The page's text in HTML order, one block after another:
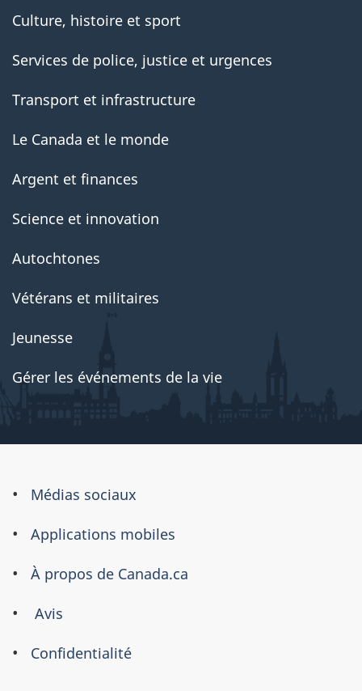
Culture, histoire et sport
Services de police, justice et urgences
Transport et infrastructure
Le Canada et le monde
Argent et finances
Science et innovation
Autochtones
Vétérans et militaires
Jeunesse
Gérer les événements de la vie
À
propos
ce
site
Médias sociaux
Applications mobiles
À propos de Canada.ca
Avis
Confidentialité